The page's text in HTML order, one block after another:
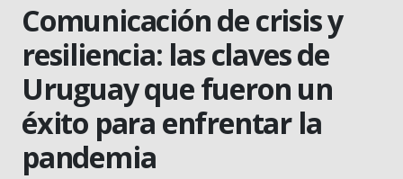
Comunicación de crisis y
resiliencia: las claves de
Uruguay que fueron un
éxito para enfrentar la
pandemia